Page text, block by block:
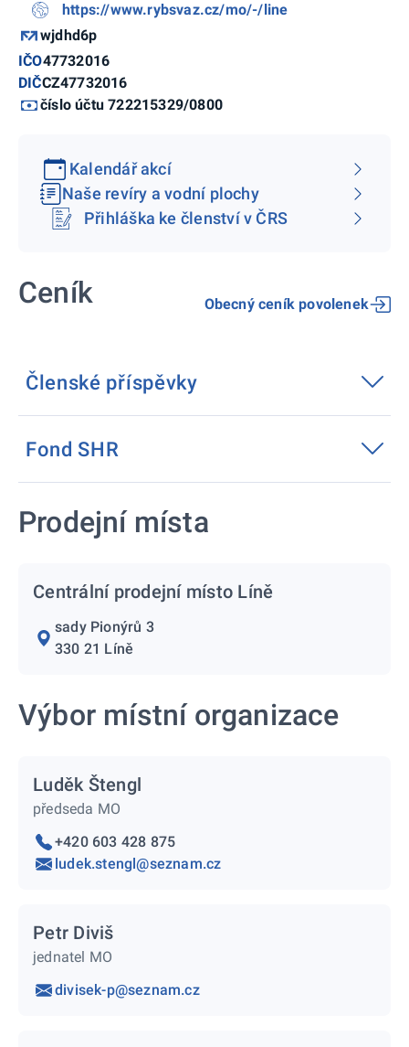
https://www.rybsvaz.cz/mo/-/line
wjdhd6p
IČO47732016
DIČCZ47732016
číslo účtu 722215329/0800
Kalendář akcí
Naše revíry a vodní plochy
Přihláška ke členství v ČRS
Ceník Obecný ceník povolenek
Členské příspěvky
Fond SHR
Prodejní místa
Centrální prodejní místo Líně
sady Pionýrů 3
330 21 Líně
Výbor místní organizace
Luděk Štengl
předseda MO
+420 603 428 875
ludek.stengl@seznam.cz
Petr Diviš
jednatel MO
divisek-p@seznam.cz